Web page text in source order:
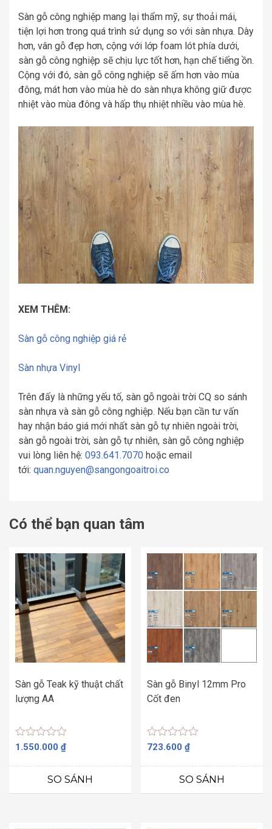
Sàn gỗ công nghiệp mang lại thẩm mỹ, sự thoải mái,
tiện lợi hơn trong quá trình sử dụng so với sàn nhựa. Dày
hơn, vân gỗ đẹp hơn, cộng với lớp foam lót phía dưới,
sàn gỗ công nghiệp sẽ chịu lực tốt hơn, hạn chế tiếng ồn.
Cộng với đó, sàn gỗ công nghiệp sẽ ấm hơn vào mùa
đông, mát hơn vào mùa hè do sàn nhựa không giữ được
nhiệt vào mùa đông và hấp thụ nhiệt nhiều vào mùa hè.
XEM THÊM:
Sàn gỗ công nghiệp giá rẻ
Sàn nhựa Vinyl
Trên đấy là những yếu tố, sàn gỗ ngoài trời CQ so sánh
sàn nhựa và sàn gỗ công nghiệp. Nếu bạn cần tư vấn
hay nhận báo giá mới nhất sàn gỗ tự nhiên ngoài trời,
sàn gỗ ngoài trời, sàn gỗ tự nhiên, sàn gỗ công nghiệp
vui lòng liên hệ: 093.641.7070 hoặc email
tới: quan.nguyen@sangongoaitroi.co
Có thể bạn quan tâm
Sàn gỗ Teak kỹ thuật chất
lượng AA
Được
hạng
sao
1.550.000 ₫
SO SÁNH
Sàn gỗ Binyl 12mm Pro
Cốt đen
Được
hạng
sao
723.600₫
SO SÁNH